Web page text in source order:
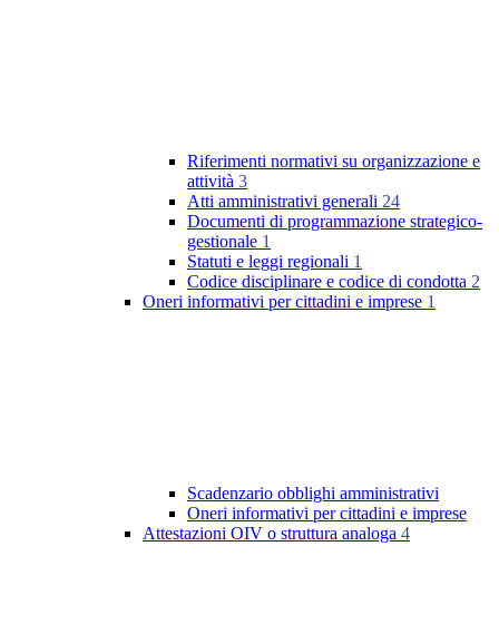
Riferimenti normativi su organizzazione e
attività 3
Atti amministrativi generali 24
Documenti di programmazione strategico-
gestionale 1
Statuti e leggi regionali 1
Codice disciplinare e codice di condotta 2
Oneri informativi per cittadini e imprese 1
Scadenzario obblighi amministrativi
Oneri informativi per cittadini e imprese
Attestazioni OIV o struttura analoga 4